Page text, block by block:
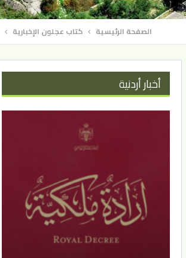
الصفحة الرئيسية كتاب عجلون الإخبارية
أخبار أردنية